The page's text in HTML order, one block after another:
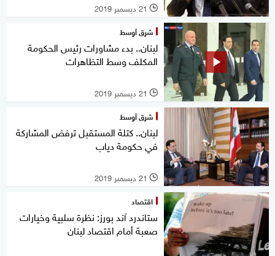
l 21 ديسمبر 2019
شرق أوسط
لبنان.. بدء مشاورات رئيس الحكومة
المكلف وسط التظاهرات
l 21 ديسمبر 2019
شرق أوسط
لبنان.. كتلة المستقبل ترفض المشاركة
في حكومة دياب
l 21 ديسمبر 2019
اقتصاد
ستاندرد آند بورز: نظرة سلبية وخيارات
صعبة أمام اقتصاد لبنان